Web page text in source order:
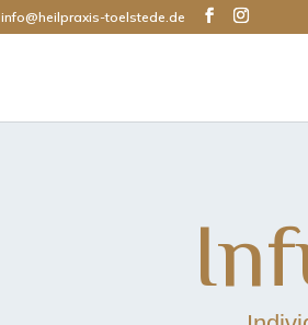
info@heilpraxis-toelstede.de